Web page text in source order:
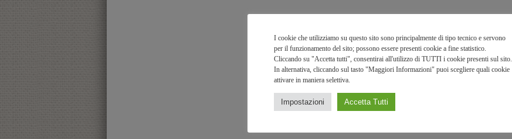
I cookie che utilizziamo su questo sito sono principalmente di tipo tecnico e servono
per il funzionamento del sito; possono essere presenti cookie a fine statistico.
Cliccando su "Accetta tutti", consentirai all'utilizzo di TUTTI i cookie presenti sul sito.
In alternativa, cliccando sul tasto "Maggiori Informazioni" puoi scegliere quali cookie
attivare in maniera selettiva.
Impostazioni Accetta Tutti